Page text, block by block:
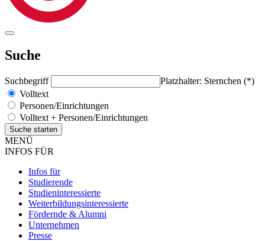
Suche
Suchbegriff
Platzhalter: Sternchen (*)
Volltext
Personen/Einrichtungen
Volltext + Personen/Einrichtungen
MENÜ
INFOS FÜR
Infos für
Studierende
Studieninteressierte
Weiterbildungsinteressierte
Fördernde & Alumni
Unternehmen
Presse